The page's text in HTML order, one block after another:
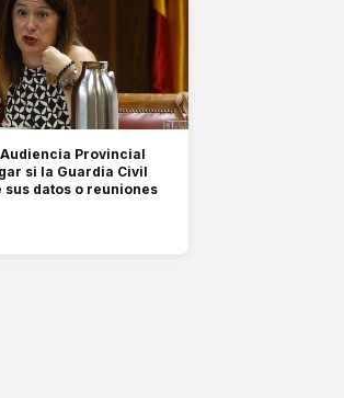
Provincial
si la Guardia Civil
datos o reuniones